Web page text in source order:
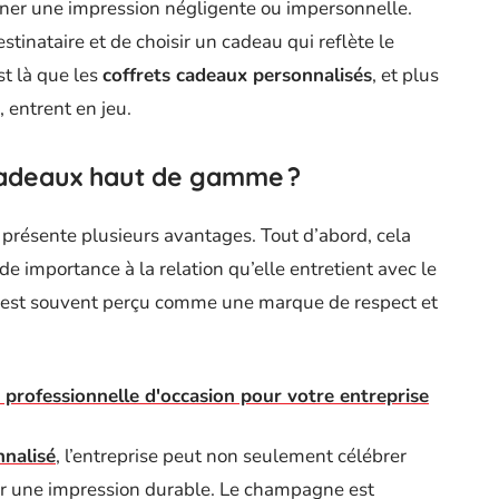
une impression négligente ou impersonnelle.
et de choisir un cadeau qui reflète le
là que lescoffrets cadeaux personnalisés, et plus
, entrent en jeu.
haut de gamme ?
plusieurs avantages. Tout d’abord, cela
importance à la relation qu’elle entretient avec le
souvent perçu comme une marque de respect et
d'occasion pour votre entreprise
, l’entreprise peut non seulement célébrer
une impression durable. Le champagne est